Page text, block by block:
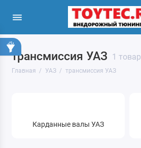
трансмиссия УАЗ 1 товар
Главная УАЗ трансмиссия УАЗ
Карданные валы УАЗ